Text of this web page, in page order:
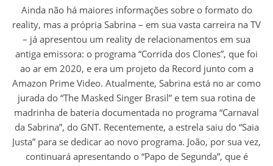
Ainda não há maiores informações sobre o formato do
reality, mas a própria Sabrina – em sua vasta carreira na TV
– já apresentou um reality de relacionamentos em sua
antiga emissora: o programa “Corrida dos Clones”, que foi
ao ar em 2020, e era um projeto da Record junto com a
Amazon Prime Video. Atualmente, Sabrina está no ar como
jurada do “The Masked Singer Brasil” e tem sua rotina de
madrinha de bateria documentada no programa “Carnaval
da Sabrina”, do GNT. Recentemente, a estrela saiu do “Saia
Justa” para se dedicar ao novo programa. João, por sua vez,
continuará apresentando o “Papo de Segunda”, que é